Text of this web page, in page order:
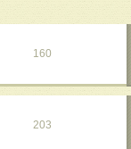
160
203